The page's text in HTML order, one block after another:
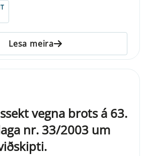
Lesa meira
vegna brots á 63.
nr. 33/2003 um